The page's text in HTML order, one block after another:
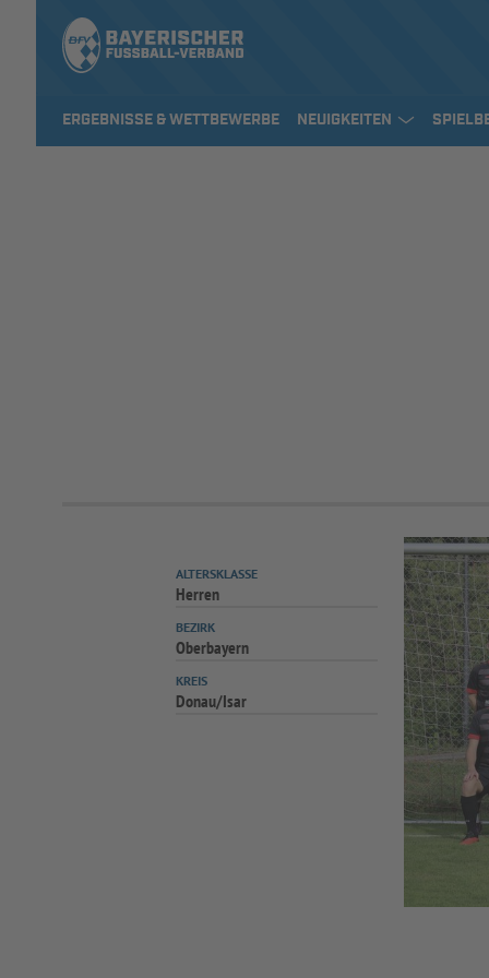
ERGEBNISSE & WETTBEWERBE NEUIGKEITEN
ALTERSKLASSE
Herren
BEZIRK
Oberbayern
KREIS
Donau/Isar